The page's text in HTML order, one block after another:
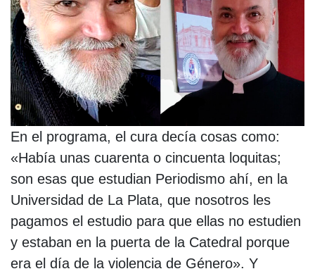
En el programa, el cura decía cosas como:
«Había unas cuarenta o cincuenta loquitas;
son esas que estudian Periodismo ahí, en la
Universidad de La Plata, que nosotros les
pagamos el estudio para que ellas no estudien
y estaban en la puerta de la Catedral porque
era el día de la violencia de Género». Y